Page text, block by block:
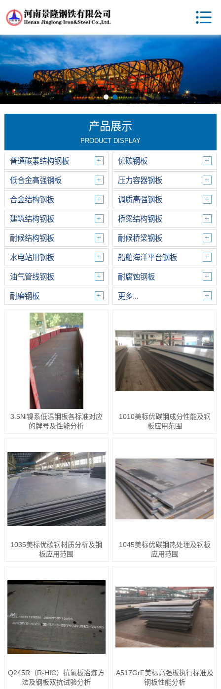
产品展示
PRODUCT DISPLAY
普通碳素结构钢板 优碳钢板
低合金高强钢板 压力容器钢板
合金结构钢板 调质高强钢板
建筑结构钢板 桥梁结构钢板
耐候结构钢板 耐候桥梁钢板
水电站用钢板 船舶海洋平台钢板
油气管线钢板 耐腐蚀钢板
耐磨钢板 更多...
3.5Ni镍系低温钢板各标准对应
的牌号及性能分析
1010美标优碳钢成分性能及钢
板应用范围
1035美标优碳钢材质分析及钢
板应用范围
1045美标优碳钢热处理及钢板
应用范围
Q245R（R-HIC）抗氢板冶炼方
法及钢板双抗试验分析
A517GrF美标高强板执行标准及
钢板性能分析